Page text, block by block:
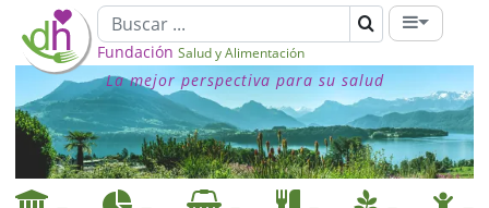
Fundación Salud y Alimentación
La mejor perspectiva para su salud